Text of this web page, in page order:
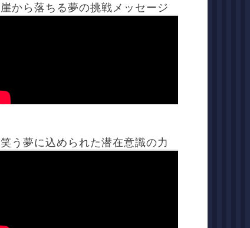
崖から落ちる夢の挑戦メッセージ
笑う夢に込められた潜在意識の力